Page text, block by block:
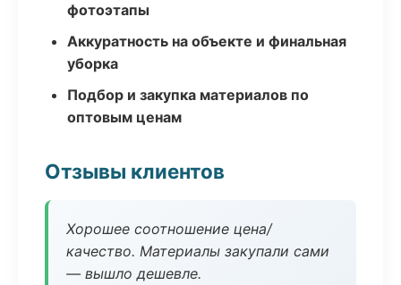
фотоэтапы
Аккуратность на объекте и финальная
уборка
Подбор и закупка материалов по
оптовым ценам
Отзывы клиентов
Хорошее соотношение цена/
качество. Материалы закупали сами
— вышло дешевле.